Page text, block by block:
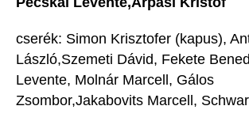
cserék: Simon Krisztofer (kapus),
László,Szemeti Dávid, Fekete
Levente, Molnár Marcell, Gálos
Zsombor,Jakabovits Marcell,